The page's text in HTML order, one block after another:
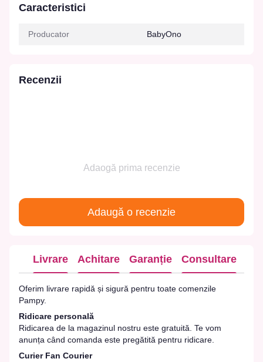
Caracteristici
Producator BabyOno
Recenzii
Adaogă prima recenzie
Adaugă o recenzie
Livrare Achitare Garanție Consultare
Oferim livrare rapidă și sigură pentru toate comenzile
Pampy.
Ridicare personală
Ridicarea de la magazinul nostru este gratuită. Te vom
anunța când comanda este pregătită pentru ridicare.
Curier Fan Courier